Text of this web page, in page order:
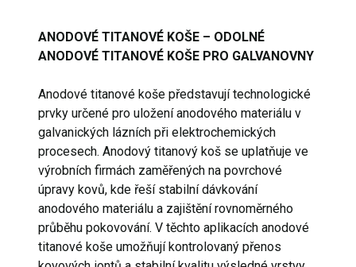
ANODOVÉ TITANOVÉ KOŠE – ODOLNÉ
ANODOVÉ TITANOVÉ KOŠE PRO GALVANOVNY
Anodové titanové koše představují technologické
prvky určené pro uložení anodového materiálu v
galvanických lázních při elektrochemických
procesech. Anodový titanový koš se uplatňuje ve
výrobních firmách zaměřených na povrchové
úpravy kovů, kde řeší stabilní dávkování
anodového materiálu a zajištění rovnoměrného
průběhu pokovování. V těchto aplikacích anodové
titanové koše umožňují kontrolovaný přenos